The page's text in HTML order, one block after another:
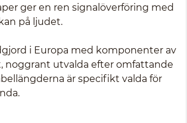
ger en ren signalöverföring med
på ljudet.
i Europa med komponenter av
noggrant utvalda efter omfattande
är specifikt valda för